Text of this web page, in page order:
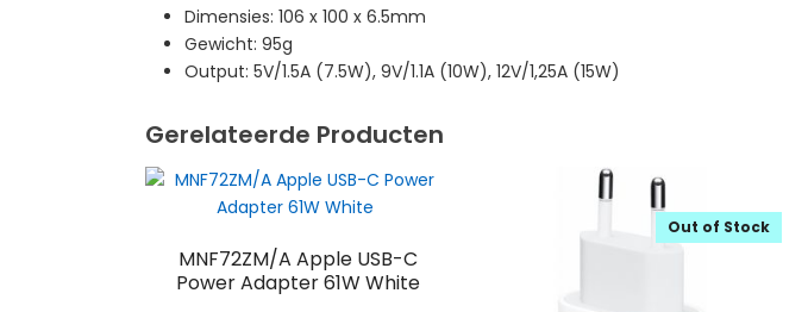
Dimensies: 106 x 100 x 6.5mm
Gewicht: 95g
Output: 5V/1.5A (7.5W), 9V/1.1A (10W), 12V/1,25A (15W)
Gerelateerde Producten
MNF72ZM/A Apple USB-C
Power Adapter 61W White
Out of Stock